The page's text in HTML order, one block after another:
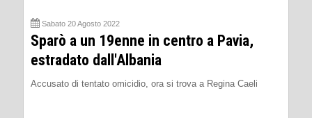
Sabato 20 Agosto 2022
Sparò a un 19enne in centro a Pavia,
estradato dall'Albania
Accusato di tentato omicidio, ora si trova a Regina Caeli